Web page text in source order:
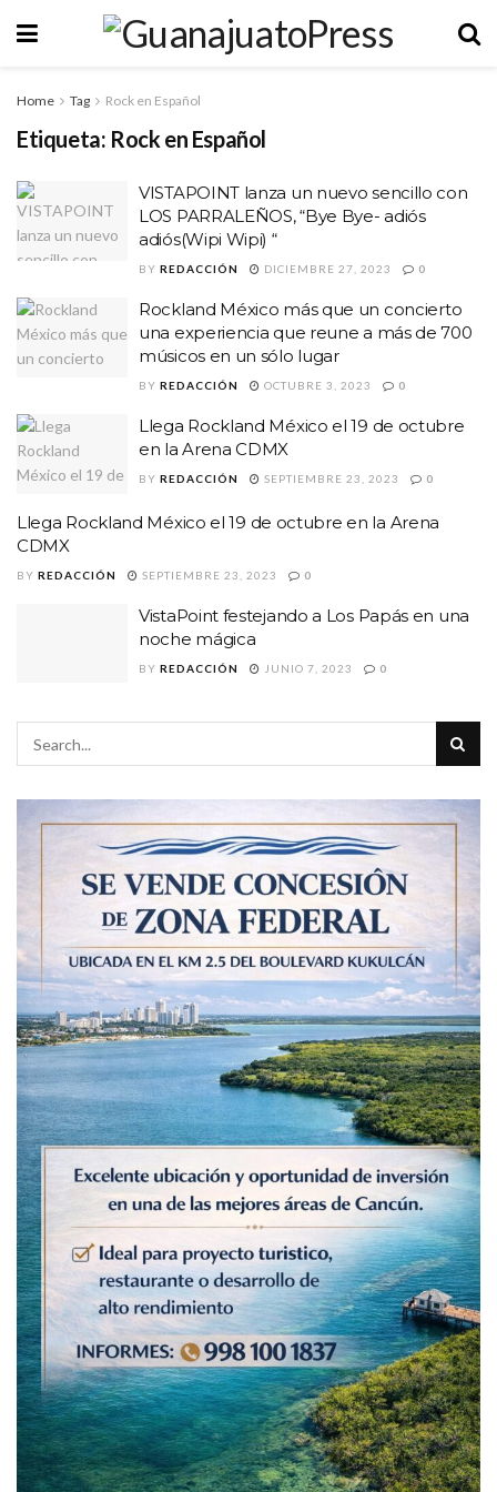
Home Tag Rock en Español
Etiqueta: Rock en Español
VISTAPOINT lanza un nuevo sencillo con
LOS PARRALEÑOS, “Bye Bye- adiós
adiós(Wipi Wipi) “
BY REDACCIÓN DICIEMBRE 27, 2023 0
Rockland México más que un concierto
una experiencia que reune a más de 700
músicos en un sólo lugar
BY REDACCIÓN OCTUBRE 3, 2023 0
Llega Rockland México el 19 de octubre
en la Arena CDMX
BY REDACCIÓN SEPTIEMBRE 23, 2023 0
Llega Rockland México el 19 de octubre en la Arena
CDMX
BY REDACCIÓN SEPTIEMBRE 23, 2023 0
VistaPoint festejando a Los Papás en una
noche mágica
BY REDACCIÓN JUNIO 7, 2023 0